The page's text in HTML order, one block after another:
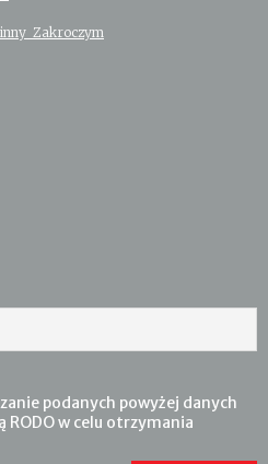
Zakroczym
podanych powyżej danych
RODO w celu otrzymania